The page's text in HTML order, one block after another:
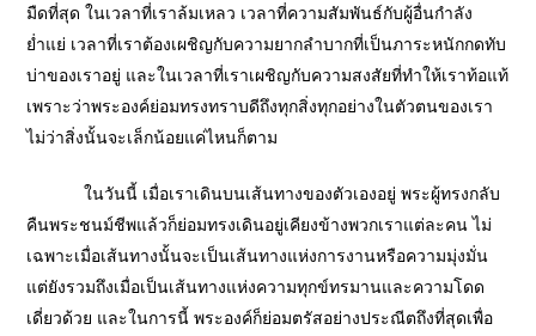
มืดที่สุด ในเวลาที่เราล้มเหลว เวลาที่ความสัมพันธ์กับผู้อื่นกำลัง
ย่ำแย่ เวลาที่เราต้องเผชิญกับความยากลำบากที่เป็นภาระหนักกดทับ
บ่าของเราอยู่ และในเวลาที่เราเผชิญกับความสงสัยที่ทำให้เราท้อแท้
เพราะว่าพระองค์ย่อมทรงทราบดีถึงทุกสิ่งทุกอย่างในตัวตนของเรา
ไม่ว่าสิ่งนั้นจะเล็กน้อยแค่ไหนก็ตาม
ในวันนี้ เมื่อเราเดินบนเส้นทางของตัวเองอยู่ พระผู้ทรงกลับ
คืนพระชนม์ชีพแล้วก็ย่อมทรงเดินอยู่เคียงข้างพวกเราแต่ละคน ไม่
เฉพาะเมื่อเส้นทางนั้นจะเป็นเส้นทางแห่งการงานหรือความมุ่งมั่น
แต่ยังรวมถึงเมื่อเป็นเส้นทางแห่งความทุกข์ทรมานและความโดด
เดี่ยวด้วย และในการนี้ พระองค์ก็ย่อมตรัสอย่างประณีตถึงที่สุดเพื่อ